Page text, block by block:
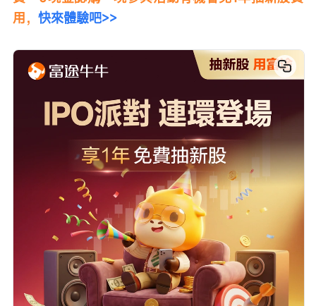
用， 快來體驗吧>>